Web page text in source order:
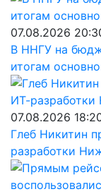
07.08.2026
В ННГУ на
итогам
07.08.2026
Глеб Никитин
разработки